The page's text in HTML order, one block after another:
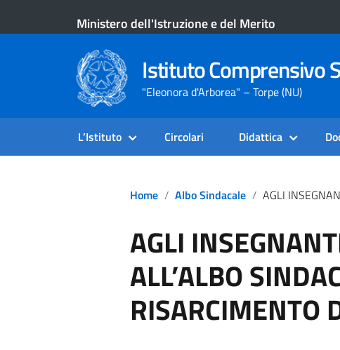
Ministero dell'Istruzione e del Merito
Istituto Comprensivo
"Eleonora d'Arborea" – Torpe (NU)
L’Istituto Circolari Didattica
Home Albo Sindacale AGLI INSEGNANTI DI RELIGIONE- ALL’ALBO
AGLI
ALL’ALBO
RISARCIMENTO